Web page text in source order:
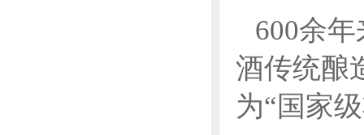
600余
酒传统酿
为“国家